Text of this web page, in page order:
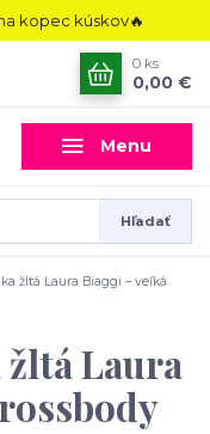
kopec kúskov🔥
Menu
Hľadať
0 ks
0,00 €
žltá Laura Biaggi – veľká
Laura